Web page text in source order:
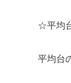
☆平均
平均台